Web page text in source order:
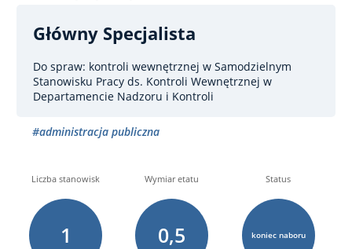
Główny Specjalista
Do spraw: kontroli wewnętrznej w Samodzielnym
Stanowisku Pracy ds. Kontroli Wewnętrznej w
Departamencie Nadzoru i Kontroli
#administracja publiczna
Liczba stanowisk
1
Wymiar etatu
0,5
Status
koniec naboru